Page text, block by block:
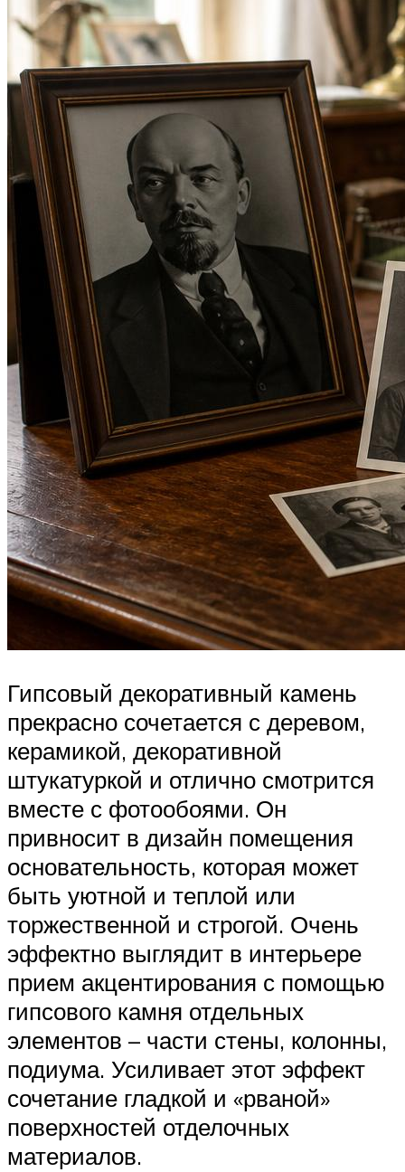
Гипсовый декоративный камень
прекрасно сочетается с деревом,
керамикой, декоративной
штукатуркой и отлично смотрится
вместе с фотообоями. Он
привносит в дизайн помещения
основательность, которая может
быть уютной и теплой или
торжественной и строгой. Очень
эффектно выглядит в интерьере
прием акцентирования с помощью
гипсового камня отдельных
элементов – части стены, колонны,
подиума. Усиливает этот эффект
сочетание гладкой и «рваной»
поверхностей отделочных
материалов.